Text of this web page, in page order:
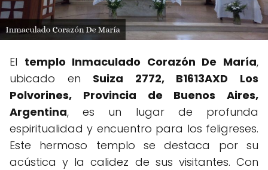
El templo Inmaculado Corazón De María,
ubicado en Suiza 2772, B1613AXD Los
Polvorines, Provincia de Buenos Aires,
Argentina, es un lugar de profunda
espiritualidad y encuentro para los feligreses.
Este hermoso templo se destaca por su
acústica y la calidez de sus visitantes. Con